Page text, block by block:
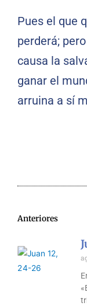
Pues el que
perderá;
causa la
ganar el
arruina a sí
Anteriores